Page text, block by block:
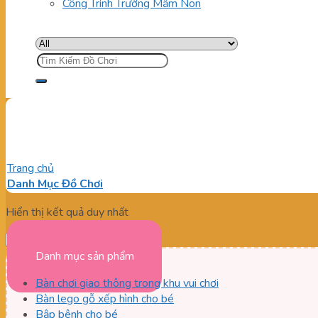
Công Trình Trường Mầm Non
Tìm
kiếm:
Trang chủ
Danh Mục Đồ Chơi
Hiển thị kết quả duy nhất
Danh mục sản phẩm
Bàn chơi giao thông trong khu vui chơi
Bàn lego gỗ xếp hình cho bé
Bập bênh cho bé